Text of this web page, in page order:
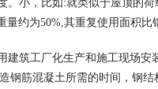
小，比如:就类似于屋顶的荷
约为50%,其重复使用面积比
筑工厂化生产和施工现场
筋混凝土所需的时间，钢结